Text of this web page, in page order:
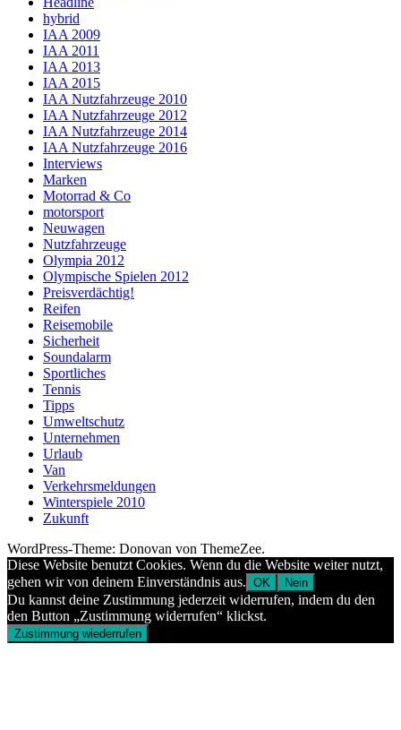
hybrid
IAA 2009
IAA 2011
IAA 2013
IAA 2015
IAA Nutzfahrzeuge 2010
IAA Nutzfahrzeuge 2012
IAA Nutzfahrzeuge 2014
IAA Nutzfahrzeuge 2016
Interviews
Marken
Motorrad & Co
motorsport
Neuwagen
Nutzfahrzeuge
Olympia 2012
Olympische Spielen 2012
Preisverdächtig!
Reifen
Reisemobile
Sicherheit
Soundalarm
Sportliches
Tennis
Tipps
Umweltschutz
Unternehmen
Urlaub
Van
Verkehrsmeldungen
Winterspiele 2010
Zukunft
WordPress-Theme: Donovan von ThemeZee.
Diese Website benutzt Cookies. Wenn du die Website weiter nutzt,
gehen wir von deinem Einverständnis aus. OK Nein
Du kannst deine Zustimmung jederzeit widerrufen, indem du den
den Button „Zustimmung widerrufen“ klickst.
Zustimmung wiederrufen